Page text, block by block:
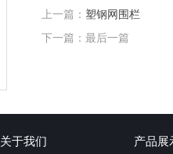
上一篇： 塑钢网围栏
下一篇： 最后一篇
关于我们 产品展